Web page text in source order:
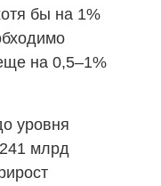
бы на 1%
на 0,5–1%
уровня
млрд